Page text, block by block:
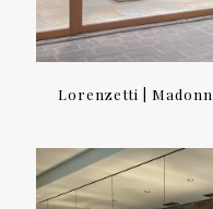
Lorenzetti |